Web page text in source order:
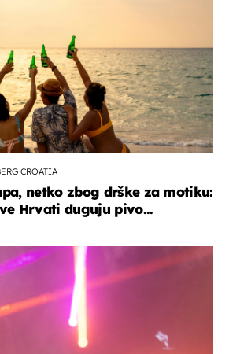
CROATIA
netko zbog drške za motiku:
Hrvati duguju pivo...